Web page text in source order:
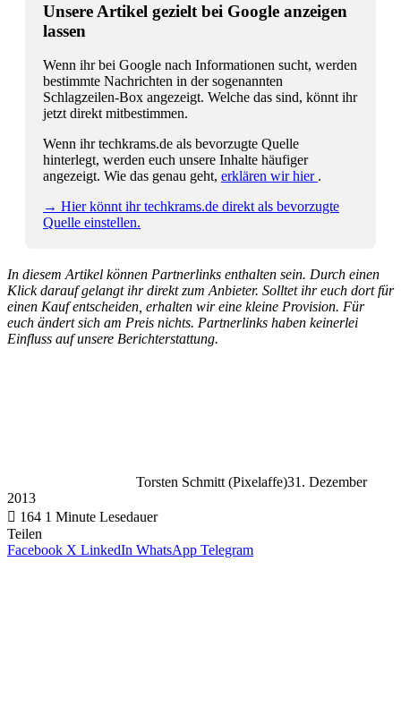
Unsere Artikel gezielt bei Google anzeigen
lassen
Wenn ihr bei Google nach Informationen sucht, werden
bestimmte Nachrichten in der sogenannten
Schlagzeilen-Box angezeigt. Welche das sind, könnt ihr
jetzt direkt mitbestimmen.
Wenn ihr techkrams.de als bevorzugte Quelle
hinterlegt, werden euch unsere Inhalte häufiger
angezeigt. Wie das genau geht, erklären wir hier .
→ Hier könnt ihr techkrams.de direkt als bevorzugte
Quelle einstellen.
In diesem Artikel können Partnerlinks enthalten sein. Durch einen
Klick darauf gelangt ihr direkt zum Anbieter. Solltet ihr euch dort für
einen Kauf entscheiden, erhalten wir eine kleine Provision. Für
euch ändert sich am Preis nichts. Partnerlinks haben keinerlei
Einfluss auf unsere Berichterstattung.
Torsten Schmitt (Pixelaffe)31. Dezember
2013
164 1 Minute Lesedauer
Teilen
Facebook X LinkedIn WhatsApp Telegram